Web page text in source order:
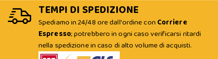
TEMPI DI SPEDIZIONE
Spediamo in 24/48 ore dall'ordine con Corriere
Espresso; potrebbero in ogni caso verificarsi ritardi
nella spedizione in caso di alto volume di acquisti.